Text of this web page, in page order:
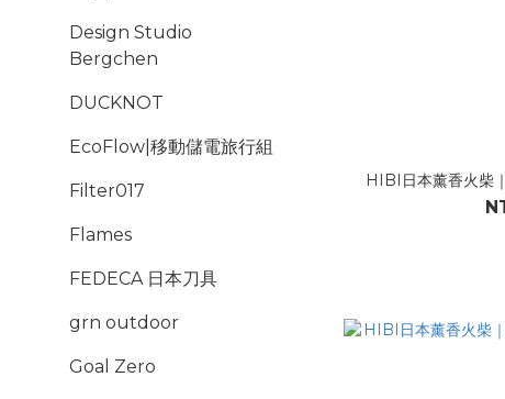
Design Studio
Bergchen
DUCKNOT
EcoFlow|移動儲電旅行組
Filter017
Flames
FEDECA 日本刀具
grn outdoor
Goal Zero
HIBI日本薰香火柴